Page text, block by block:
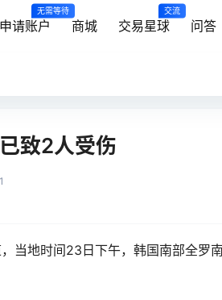
申请账户
无需等待
商城 交易星球
交流
问答
致2人受伤
1
当地时间23日下午，韩国南部全罗